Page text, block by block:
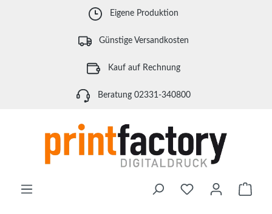
Zum Hauptinhalt springen Eigene Produktion
Günstige Versandkosten
Kauf auf Rechnung
Beratung 02331-340800